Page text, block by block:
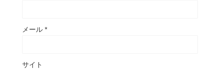
メール *
サイト